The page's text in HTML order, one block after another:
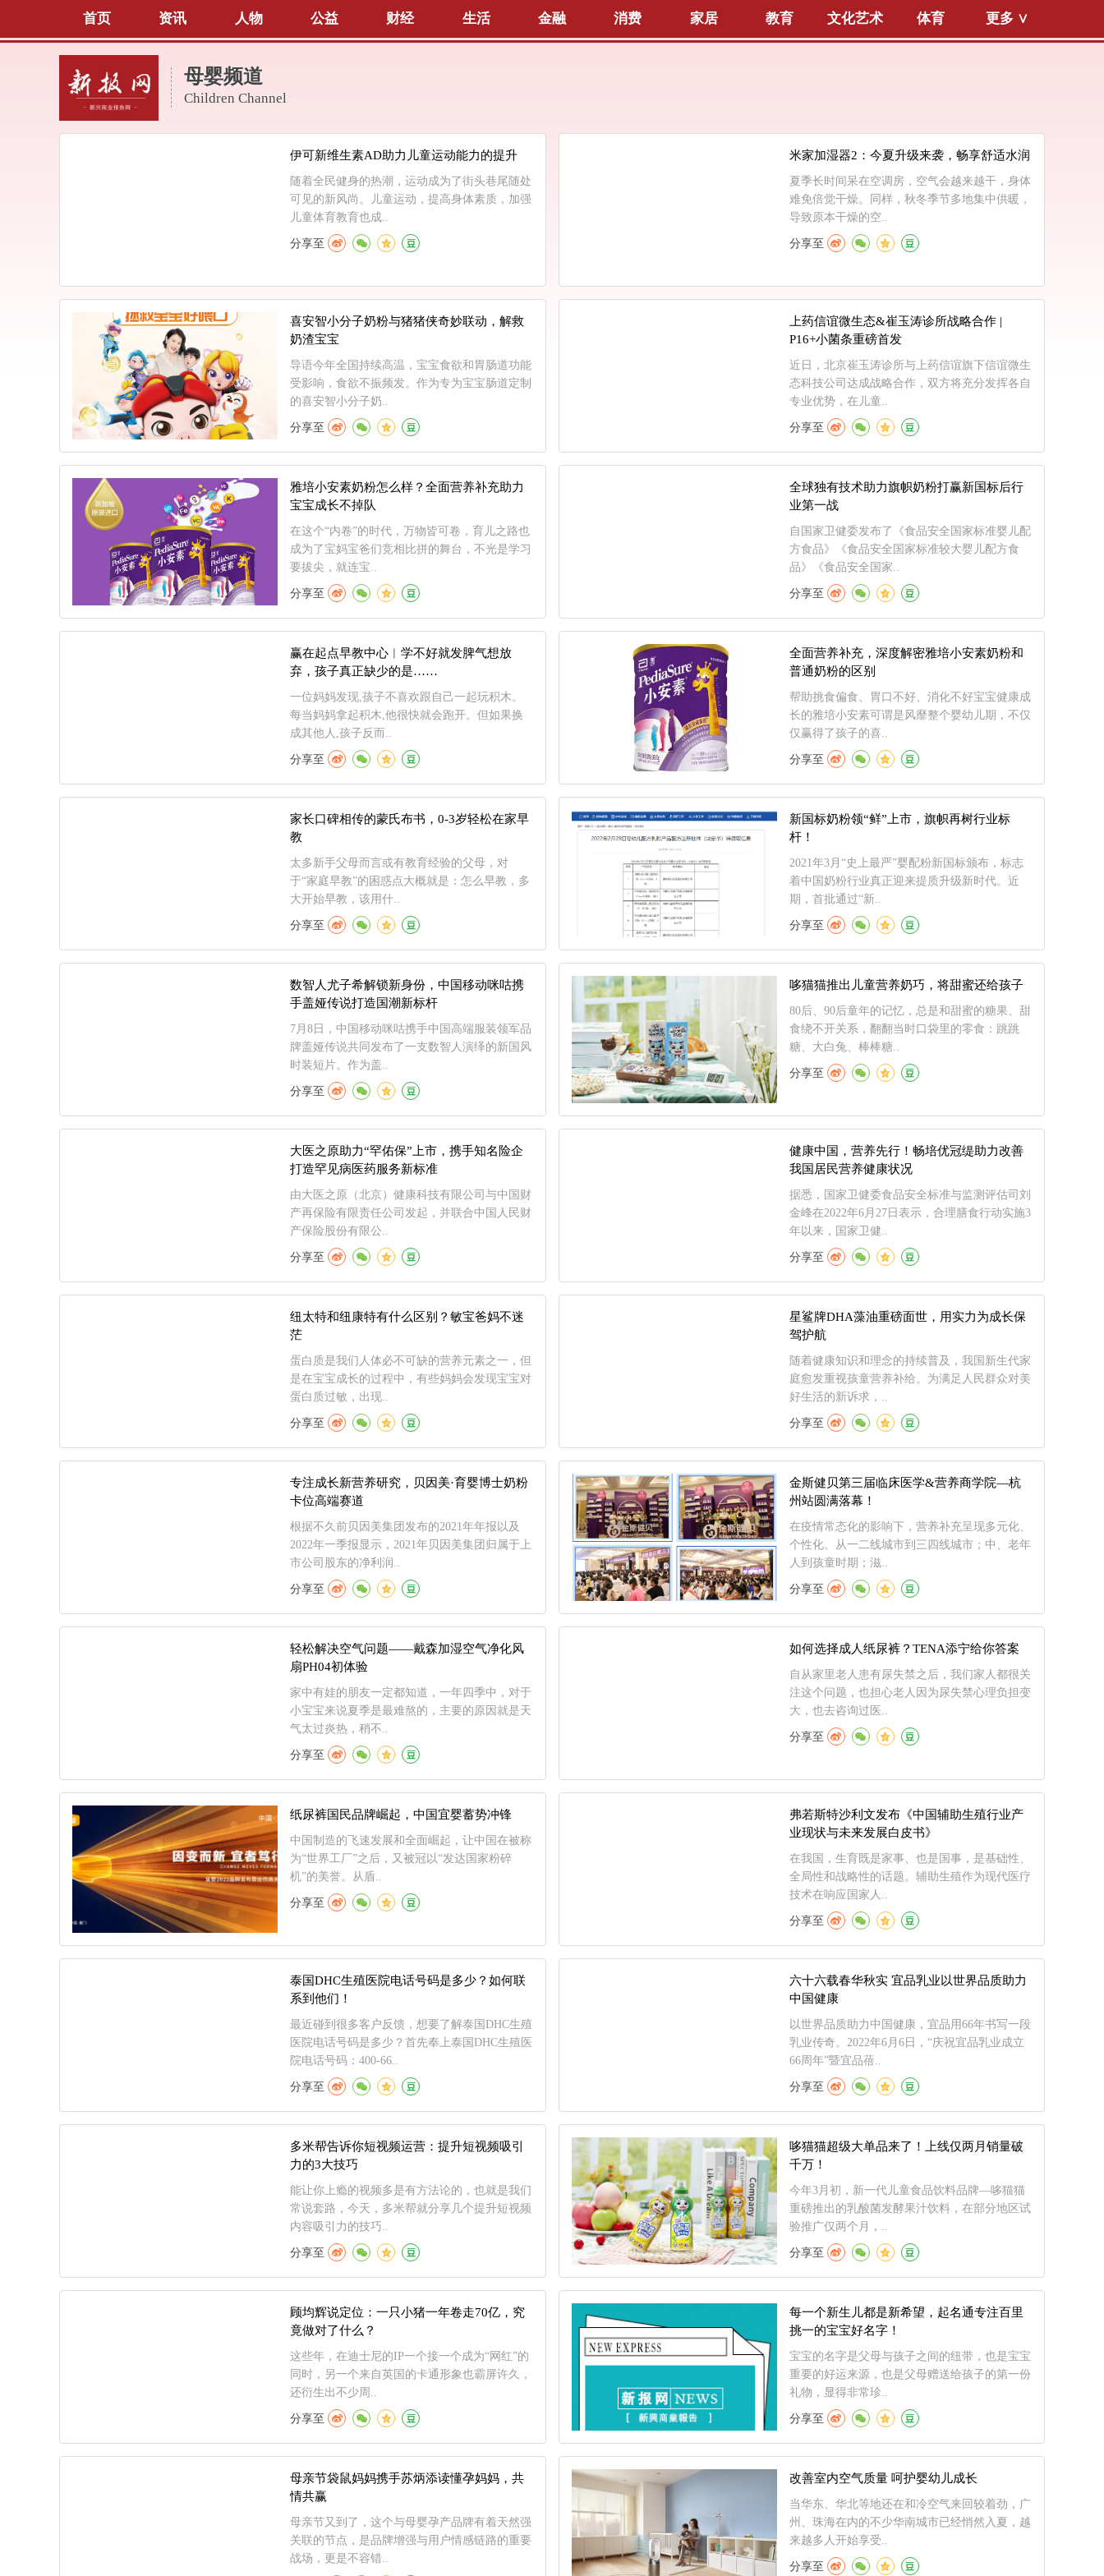
首页 资讯 人物 公益 财经 生活 金融 消费 家居 教育 文化艺术 体育 更多 ∨
母婴频道
Children Channel
伊可新维生素AD助力儿童运动能力的提升
随着全民健身的热潮，运动成为了街头巷尾随处
可见的新风尚。儿童运动，提高身体素质，加强
儿童体育教育也成..
分享至
米家加湿器2：今夏升级来袭，畅享舒适水润
夏季长时间呆在空调房，空气会越来越干，身体
难免倍觉干燥。同样，秋冬季节多地集中供暖，
导致原本干燥的空..
分享至
喜安智小分子奶粉与猪猪侠奇妙联动，解救
奶渣宝宝
导语今年全国持续高温，宝宝食欲和胃肠道功能
受影响，食欲不振频发。作为专为宝宝肠道定制
的喜安智小分子奶..
分享至
上药信谊微生态&崔玉涛诊所战略合作 |
P16+小菌条重磅首发
近日，北京崔玉涛诊所与上药信谊旗下信谊微生
态科技公司达成战略合作，双方将充分发挥各自
专业优势，在儿童..
分享至
雅培小安素奶粉怎么样？全面营养补充助力
宝宝成长不掉队
在这个“内卷”的时代，万物皆可卷，育儿之路也
成为了宝妈宝爸们竞相比拼的舞台，不光是学习
要拔尖，就连宝..
分享至
全球独有技术助力旗帜奶粉打赢新国标后行
业第一战
自国家卫健委发布了《食品安全国家标准婴儿配
方食品》《食品安全国家标准较大婴儿配方食
品》《食品安全国家..
分享至
赢在起点早教中心︱学不好就发脾气想放
弃，孩子真正缺少的是……
一位妈妈发现,孩子不喜欢跟自己一起玩积木。
每当妈妈拿起积木,他很快就会跑开。但如果换
成其他人,孩子反而..
分享至
全面营养补充，深度解密雅培小安素奶粉和
普通奶粉的区别
帮助挑食偏食、胃口不好、消化不好宝宝健康成
长的雅培小安素可谓是风靡整个婴幼儿期，不仅
仅赢得了孩子的喜..
分享至
家长口碑相传的蒙氏布书，0-3岁轻松在家早
教
太多新手父母而言或有教育经验的父母，对
于“家庭早教”的困惑点大概就是：怎么早教，多
大开始早教，该用什..
分享至
新国标奶粉领“鲜”上市，旗帜再树行业标
杆！
2021年3月“史上最严”婴配粉新国标颁布，标志
着中国奶粉行业真正迎来提质升级新时代。近
期，首批通过“新..
分享至
数智人尤子希解锁新身份，中国移动咪咕携
手盖娅传说打造国潮新标杆
7月8日，中国移动咪咕携手中国高端服装领军品
牌盖娅传说共同发布了一支数智人演绎的新国风
时装短片。作为盖..
分享至
哆猫猫推出儿童营养奶巧，将甜蜜还给孩子
80后、90后童年的记忆，总是和甜蜜的糖果、甜
食绕不开关系，翻翻当时口袋里的零食：跳跳
糖、大白兔、棒棒糖..
分享至
大医之原助力“罕佑保”上市，携手知名险企
打造罕见病医药服务新标准
由大医之原（北京）健康科技有限公司与中国财
产再保险有限责任公司发起，并联合中国人民财
产保险股份有限公..
分享至
健康中国，营养先行！畅培优冠缇助力改善
我国居民营养健康状况
据悉，国家卫健委食品安全标准与监测评估司刘
金峰在2022年6月27日表示，合理膳食行动实施3
年以来，国家卫健..
分享至
纽太特和纽康特有什么区别？敏宝爸妈不迷
茫
蛋白质是我们人体必不可缺的营养元素之一，但
是在宝宝成长的过程中，有些妈妈会发现宝宝对
蛋白质过敏，出现..
分享至
星鲨牌DHA藻油重磅面世，用实力为成长保
驾护航
随着健康知识和理念的持续普及，我国新生代家
庭愈发重视孩童营养补给。为满足人民群众对美
好生活的新诉求，..
分享至
专注成长新营养研究，贝因美·育婴博士奶粉
卡位高端赛道
根据不久前贝因美集团发布的2021年年报以及
2022年一季报显示，2021年贝因美集团归属于上
市公司股东的净利润..
分享至
金斯健贝第三届临床医学&营养商学院—杭
州站圆满落幕！
在疫情常态化的影响下，营养补充呈现多元化、
个性化。从一二线城市到三四线城市；中、老年
人到孩童时期；滋..
分享至
轻松解决空气问题——戴森加湿空气净化风
扇PH04初体验
家中有娃的朋友一定都知道，一年四季中，对于
小宝宝来说夏季是最难熬的，主要的原因就是天
气太过炎热，稍不..
分享至
如何选择成人纸尿裤？TENA添宁给你答案
自从家里老人患有尿失禁之后，我们家人都很关
注这个问题，也担心老人因为尿失禁心理负担变
大，也去咨询过医..
分享至
纸尿裤国民品牌崛起，中国宜婴蓄势冲锋
中国制造的飞速发展和全面崛起，让中国在被称
为“世界工厂”之后，又被冠以“发达国家粉碎
机”的美誉。从盾..
分享至
弗若斯特沙利文发布《中国辅助生殖行业产
业现状与未来发展白皮书》
在我国，生育既是家事、也是国事，是基础性、
全局性和战略性的话题。辅助生殖作为现代医疗
技术在响应国家人..
分享至
泰国DHC生殖医院电话号码是多少？如何联
系到他们！
最近碰到很多客户反馈，想要了解泰国DHC生殖
医院电话号码是多少？首先奉上泰国DHC生殖医
院电话号码：400-66..
分享至
六十六载春华秋实 宜品乳业以世界品质助力
中国健康
以世界品质助力中国健康，宜品用66年书写一段
乳业传奇。2022年6月6日，“庆祝宜品乳业成立
66周年”暨宜品蓓..
分享至
多米帮告诉你短视频运营：提升短视频吸引
力的3大技巧
能让你上瘾的视频多是有方法论的，也就是我们
常说套路，今天，多米帮就分享几个提升短视频
内容吸引力的技巧..
分享至
哆猫猫超级大单品来了！上线仅两月销量破
千万！
今年3月初，新一代儿童食品饮料品牌—哆猫猫
重磅推出的乳酸菌发酵果汁饮料，在部分地区试
验推广仅两个月，..
分享至
顾均辉说定位：一只小猪一年卷走70亿，究
竟做对了什么？
这些年，在迪士尼的IP一个接一个成为“网红”的
同时，另一个来自英国的卡通形象也霸屏许久，
还衍生出不少周..
分享至
每一个新生儿都是新希望，起名通专注百里
挑一的宝宝好名字！
宝宝的名字是父母与孩子之间的纽带，也是宝宝
重要的好运来源，也是父母赠送给孩子的第一份
礼物，显得非常珍..
分享至
母亲节袋鼠妈妈携手苏炳添读懂孕妈妈，共
情共赢
母亲节又到了，这个与母婴孕产品牌有着天然强
关联的节点，是品牌增强与用户情感链路的重要
战场，更是不容错..
改善室内空气质量 呵护婴幼儿成长
当华东、华北等地还在和冷空气来回较着劲，广
州、珠海在内的不少华南城市已经悄然入夏，越
来越多人开始享受..
分享至